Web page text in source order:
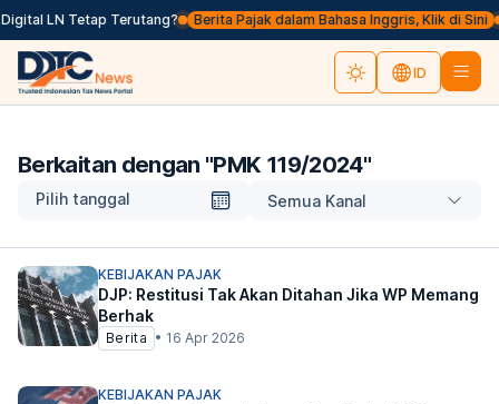
LN Tetap Terutang? Berita Pajak dalam Bahasa Inggris, Klik di Sini
ID
Berkaitan dengan "PMK 119/2024"
Pilih tanggal Semua Kanal
KEBIJAKAN PAJAK
DJP: Restitusi Tak Akan Ditahan Jika WP Memang
Berhak
Berita • 16 Apr 2026
KEBIJAKAN PAJAK